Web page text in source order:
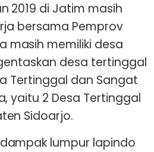
2019 di Jatim masih
bersama Pemprov
masih memiliki desa
desa tertinggal
Tertinggal dan Sangat
yaitu 2 Desa Tertinggal
Sidoarjo.
lumpur lapindo